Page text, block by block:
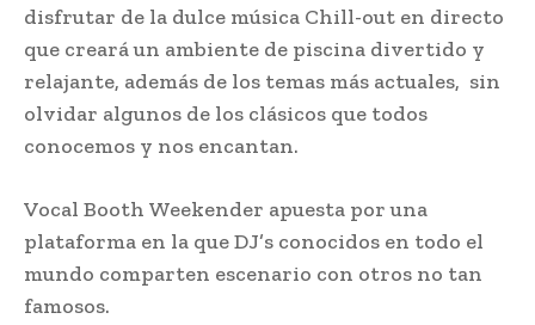
disfrutar de la dulce música Chill-out en directo
que creará un ambiente de piscina divertido y
relajante, además de los temas más actuales, sin
olvidar algunos de los clásicos que todos
conocemos y nos encantan.
Vocal Booth Weekender apuesta por una
plataforma en la que DJ’s conocidos en todo el
mundo comparten escenario con otros no tan
famosos.